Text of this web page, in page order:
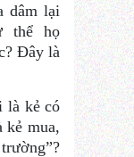
dâm lại
thể họ
Đây là
là kẻ có
kẻ mua,